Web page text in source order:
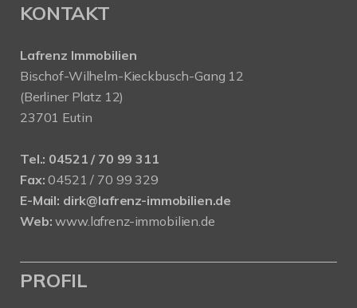
KONTAKT
Lafrenz Immobilien
Bischof-Wilhelm-Kieckbusch-Gang 12
(Berliner Platz 12)
23701 Eutin
Tel.: 04521 / 70 99 311
Fax: 04521 / 70 99 329
E-Mail: dirk@lafrenz-immobilien.de
Web: www.lafrenz-immobilien.de
PROFIL